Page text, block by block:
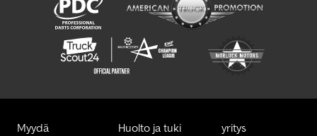
Myydä Huolto ja tuki yritys